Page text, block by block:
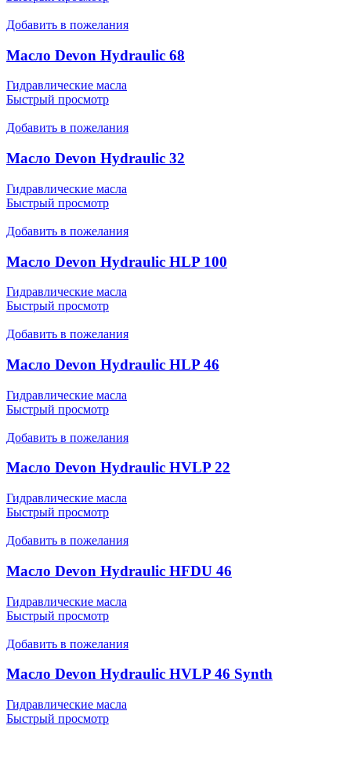
Добавить в пожелания
Масло Devon Hydraulic 68
Гидравлические масла
Быстрый просмотр
Добавить в пожелания
Масло Devon Hydraulic 32
Гидравлические масла
Быстрый просмотр
Добавить в пожелания
Масло Devon Hydraulic HLP 100
Гидравлические масла
Быстрый просмотр
Добавить в пожелания
Масло Devon Hydraulic HLP 46
Гидравлические масла
Быстрый просмотр
Добавить в пожелания
Масло Devon Hydraulic HVLP 22
Гидравлические масла
Быстрый просмотр
Добавить в пожелания
Масло Devon Hydraulic HFDU 46
Гидравлические масла
Быстрый просмотр
Добавить в пожелания
Масло Devon Hydraulic HVLP 46 Synth
Гидравлические масла
Быстрый просмотр